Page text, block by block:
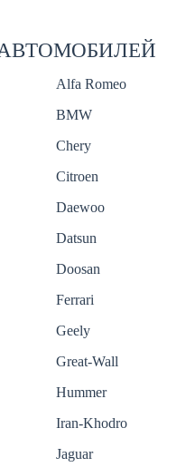
Alfa Romeo
BMW
Chery
Citroen
Daewoo
Datsun
Doosan
Ferrari
Geely
Great-Wall
Hummer
Iran-Khodro
Jaguar